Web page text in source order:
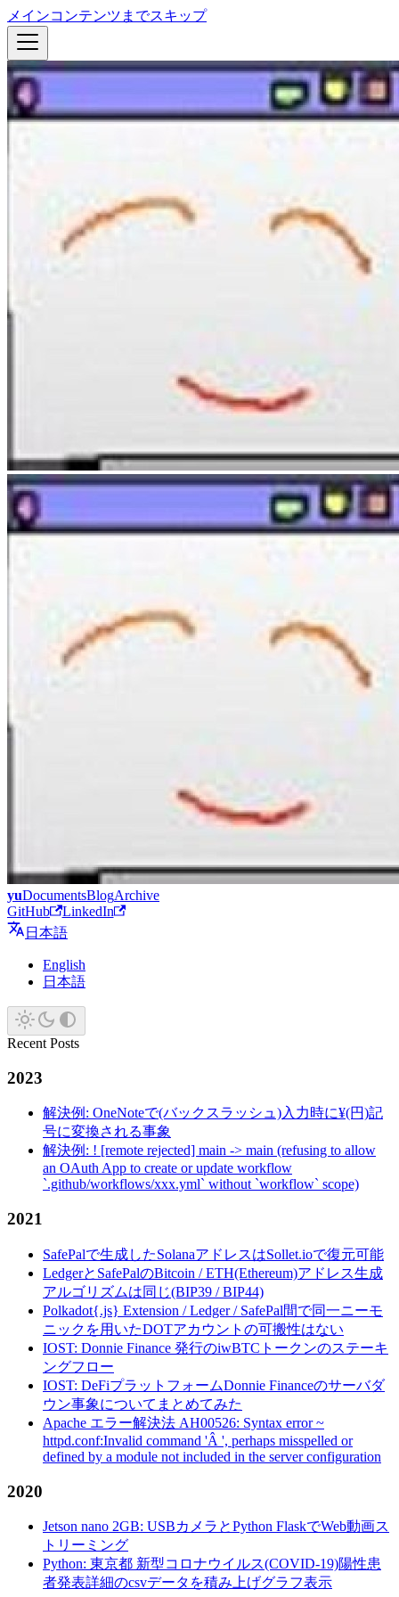
メインコンテンツまでスキップ
yuDocumentsBlogArchive
GitHub
LinkedIn
日本語
English
日本語
Recent Posts
2023
解決例: OneNoteで(バックスラッシュ)入力時に¥(円)記
号に変換される事象
解決例: ! [remote rejected] main -> main (refusing to allow
an OAuth App to create or update workflow
`.github/workflows/xxx.yml` without `workflow` scope)
2021
SafePalで生成したSolanaアドレスはSollet.ioで復元可能
LedgerとSafePalのBitcoin / ETH(Ethereum)アドレス生成
アルゴリズムは同じ(BIP39 / BIP44)
Polkadot{.js} Extension / Ledger / SafePal間で同一ニーモ
ニックを用いたDOTアカウントの可搬性はない
IOST: Donnie Finance 発行のiwBTCトークンのステーキ
ングフロー
IOST: DeFiプラットフォームDonnie Financeのサーバダ
ウン事象についてまとめてみた
Apache エラー解決法 AH00526: Syntax error ~
httpd.conf:Invalid command 'Â ', perhaps misspelled or
defined by a module not included in the server configuration
2020
Jetson nano 2GB: USBカメラとPython FlaskでWeb動画ス
トリーミング
Python: 東京都 新型コロナウイルス(COVID-19)陽性患
者発表詳細のcsvデータを積み上げグラフ表示